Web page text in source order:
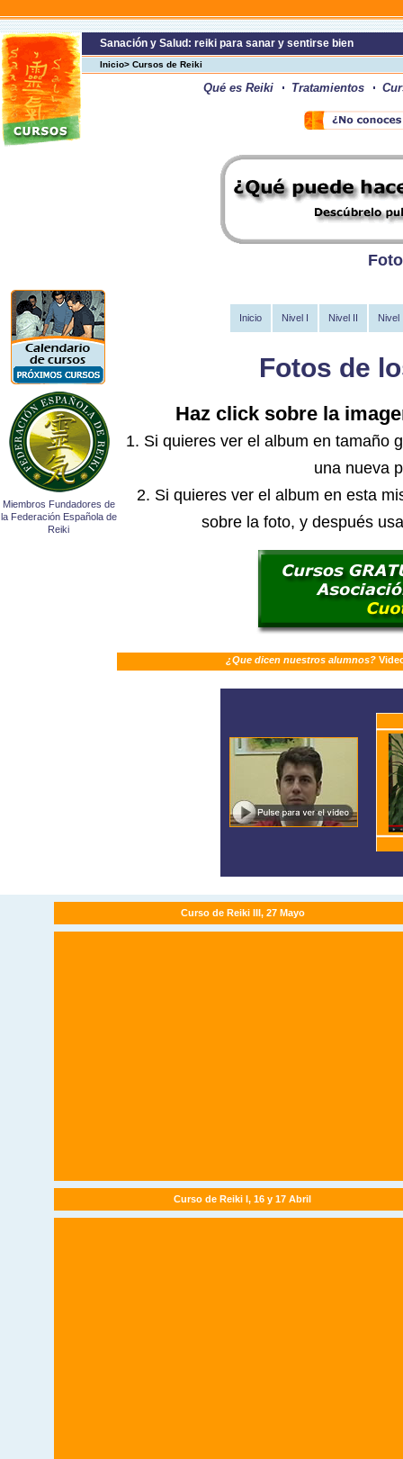
Sanación y Salud: reiki para sanar y sentirse bien
Inicio> Cursos de Reiki
Qué es Reiki Tratamientos
Miembros Fundadores de
la Federación Española de
Reiki
Inicio Nivel I Nivel II Nivel
Fotos de
Haz click sobre la
1. Si quieres ver el album en tamaño
una nueva
2. Si quieres ver el album en esta
sobre la foto, y después
¿Que dicen nuestros alumnos?
Curso de Reiki III, 27 Mayo
Curso de Reiki I, 16 y 17 Abril